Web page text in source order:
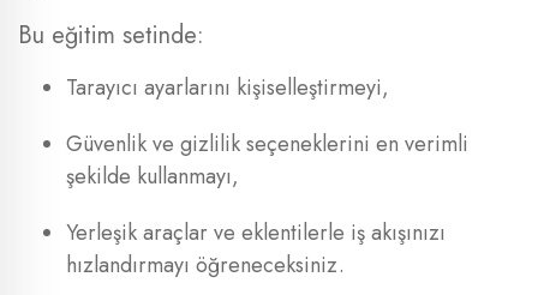
Bu eğitim setinde:
Tarayıcı ayarlarını kişiselleştirmeyi,
Güvenlik ve gizlilik seçeneklerini en verimli
şekilde kullanmayı,
Yerleşik araçlar ve eklentilerle iş akışınızı
hızlandırmayı öğreneceksiniz.